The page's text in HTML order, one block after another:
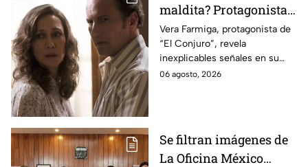
maldita? Protagonista
revela INQUIETANTES
señales en su cuerpo
durante la grabación de
la película
Vera Farmiga, protagonista de
“El Conjuro”, revela
inexplicables señales en su
cuerpo durante el rodaje de la
06 agosto, 2026
Se filtran imágenes de
La Oficina México